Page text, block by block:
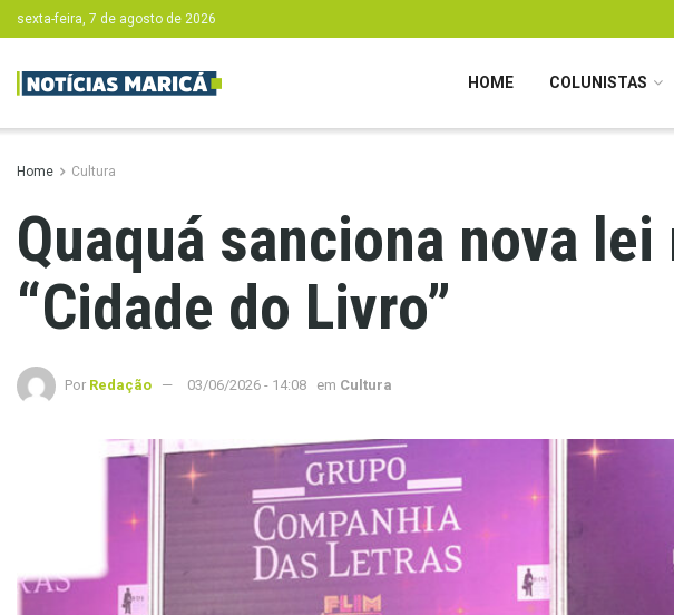
sexta-feira, 7 de agosto de 2026
HOME COLUNISTAS
Home Cultura
Quaquá sanciona nova
“Cidade do Livro”
Por Redação 03/06/2026 - 14:08 em Cultura